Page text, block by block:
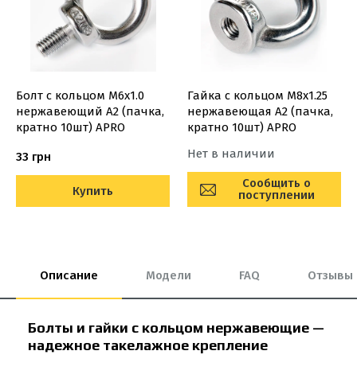
Болт с кольцом М6х1.0
нержавеющий А2 (пачка,
кратно 10шт) APRO
33 грн
Купить
Гайка с кольцом М8х1.25
нержавеющая А2 (пачка,
кратно 10шт) APRO
Нет в наличии
Сообщить о
поступлении
Описание Модели FAQ Отзывы
Болты и гайки с кольцом нержавеющие —
надежное такелажное крепление